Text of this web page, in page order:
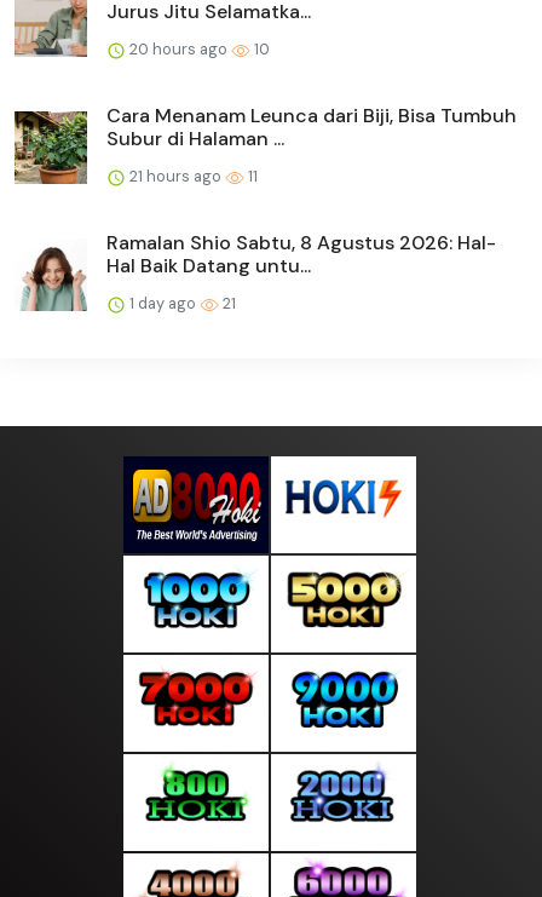
Jurus Jitu Selamatka...
20 hours ago 10
Cara Menanam Leunca dari Biji, Bisa Tumbuh
Subur di Halaman ...
21 hours ago 11
Ramalan Shio Sabtu, 8 Agustus 2026: Hal-
Hal Baik Datang untu...
1 day ago 21